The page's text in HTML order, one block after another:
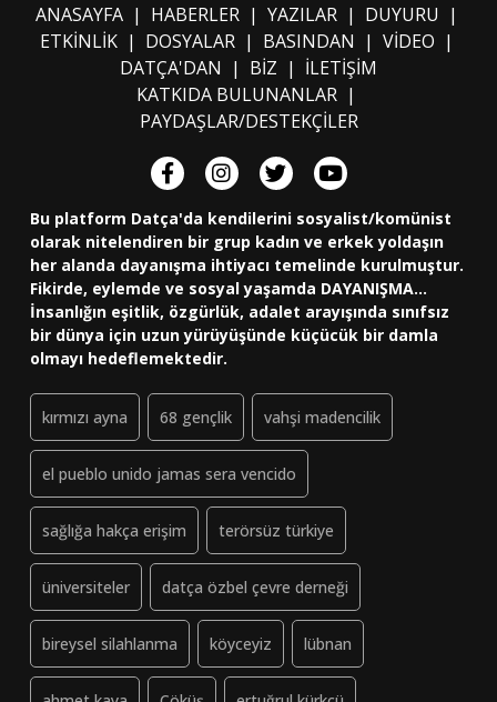
ANASAYFA| HABERLER| YAZILAR| DUYURU |
ETKİNLİK| DOSYALAR| BASINDAN | VİDEO |
DATÇA'DAN | BİZ | İLETİŞİM
KATKIDA BULUNANLAR |
PAYDAŞLAR/DESTEKÇİLER
Bu platform Datça'da kendilerini sosyalist/komünist
olarak nitelendiren bir grup kadın ve erkek yoldaşın
her alanda dayanışma ihtiyacı temelinde kurulmuştur.
Fikirde, eylemde ve sosyal yaşamda DAYANIŞMA...
İnsanlığın eşitlik, özgürlük, adalet arayışında sınıfsız
bir dünya için uzun yürüyüşünde küçücük bir damla
olmayı hedeflemektedir.
kırmızı ayna 68 gençlik vahşi madencilik
el pueblo unido jamas sera vencido
sağlığa hakça erişim terörsüz türkiye
üniversiteler datça özbel çevre derneği
bireysel silahlanma köyceyiz lübnan